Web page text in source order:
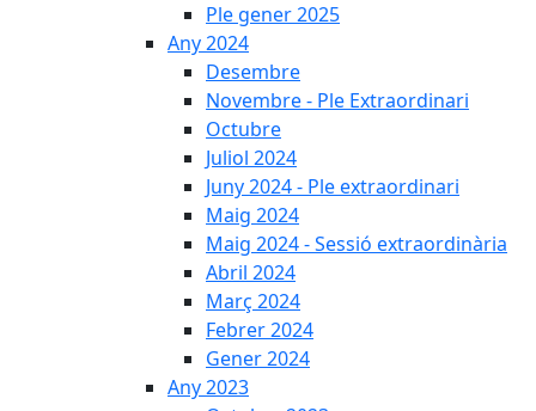
Ple gener 2025
Any 2024
Desembre
Novembre - Ple Extraordinari
Octubre
Juliol 2024
Juny 2024 - Ple extraordinari
Maig 2024
Maig 2024 - Sessió extraordinària
Abril 2024
Març 2024
Febrer 2024
Gener 2024
Any 2023